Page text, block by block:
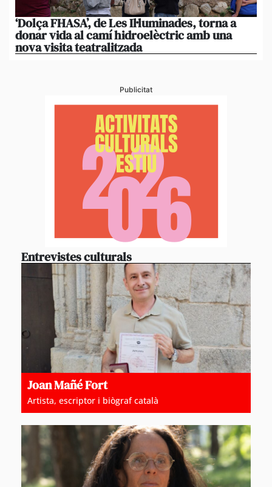
‘Dolça FHASA’, de Les Il·luminades, torna a
donar vida al camí hidroelèctric amb una
nova visita teatralitzada
Publicitat
Entrevistes culturals
Joan Mañé Fort
Artista, escriptor i biògraf català